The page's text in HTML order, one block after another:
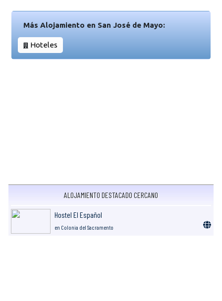
Más Alojamiento en San José de Mayo:
Hoteles
ALOJAMIENTO DESTACADO CERCANO
Hostel El Español
en Colonia del Sacramento